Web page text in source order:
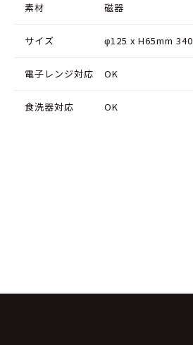
素材 磁器
サイズ φ125 x H65mm
電子レンジ対応 OK
食洗器対応 OK